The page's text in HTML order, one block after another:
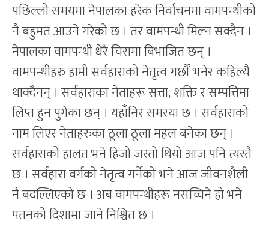
पछिल्लो समयमा नेपालका हरेक निर्वाचनमा वामपन्थीको
नै बहुमत आउने गरेको छ । तर वामपन्थी मिल्न सक्दैन ।
नेपालका वामपन्थी धेरै चिरामा बिभाजित छन् ।
वामपन्थीहरु हामी सर्वहाराको नेतृत्व गर्छौं भनेर कहिल्यै
थाक्दैनन् । सर्वहाराका नेताहरू सत्ता, शक्ति र सम्पत्तिमा
लिप्त हुन पुगेका छन् । यहाँनिर समस्या छ । सर्वहाराको
नाम लिएर नेताहरुका ठूला ठूला महल बनेका छन् ।
सर्वहाराको हालत भने हिजो जस्तो थियो आज पनि त्यस्तै
छ । सर्वहारा वर्गको नेतृत्व गर्नेको भने आज जीवनशैली
नै बदल्लिएको छ । अब वामपन्थीहरू नसच्चिने हो भने
पतनको दिशामा जाने निश्चित छ ।